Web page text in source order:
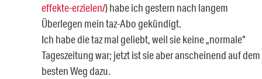
effekte-erzielen/) habe ich gestern nach langem
Überlegen mein taz-Abo gekündigt.
Ich habe die taz mal geliebt, weil sie keine „normale“
Tageszeitung war; jetzt ist sie aber anscheinend auf dem
besten Weg dazu.